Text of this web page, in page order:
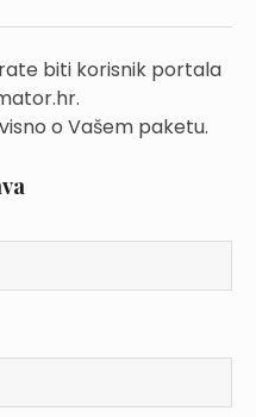
biti korisnik portala
o Vašem paketu.